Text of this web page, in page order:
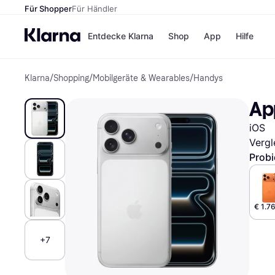
Für ShopperFür Händler
Entdecke Klarna
Zahlungsmethoden
Bezahle in 3
Bezahle in bis zu 30 Tagen
Ratenzahlung
Shop
H&M
Temu
Alle Shops
App Hilfe
Klarna/Shopping/Mobilgeräte & Wearables/Handys
+7
iOS
€